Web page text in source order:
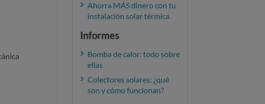
Ahorra MÁS dinero con tu
instalación solar térmica
Informes
Bomba de calor: todo sobre
ellas
Colectores solares: ¿qué
son y cómo funcionan?